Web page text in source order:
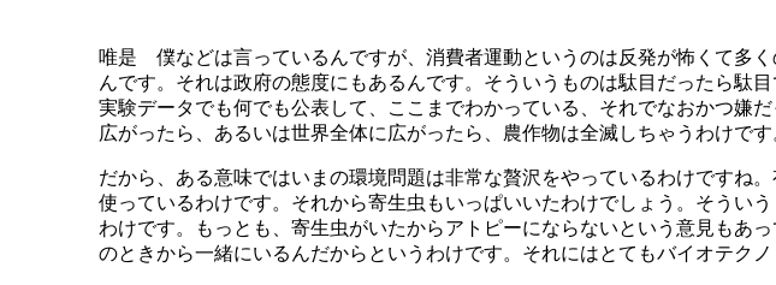
唯是 僕などは言っているんですが、消費者運動というのは反発が怖くて多
んです。それは政府の態度にもあるんです。そういうものは駄目だったら駄
実験データでも何でも公表して、ここまでわかっている、それでなおかつ嫌
広がったら、あるいは世界全体に広がったら、農作物は全滅しちゃうわけです
だから、ある意味ではいまの環境問題は非常な贅沢をやっているわけですね
使っているわけです。それから寄生虫もいっぱいいたわけでしょう。そうい
わけです。もっとも、寄生虫がいたからアトピーにならないという意見もあ
のときから一緒にいるんだからというわけです。それにはとてもバイオテクノ